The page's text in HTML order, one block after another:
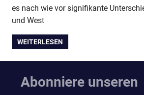
es nach wie vor signifikante
und West
WEITERLESEN
Abonniere unseren